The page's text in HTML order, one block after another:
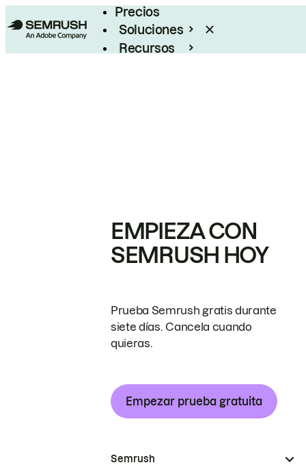
Precios
Soluciones
Recursos
EMPIEZA CON
SEMRUSH HOY
Prueba Semrush gratis durante
siete días. Cancela cuando
quieras.
Empezar prueba gratuita
Semrush